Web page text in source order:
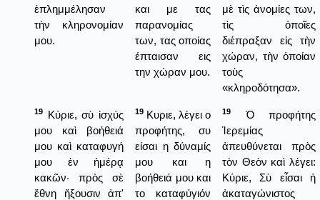
ἐπλημμέλησαν
τὴν κληρονομίαν
μου.
και με τας
παρανομίας
των, τας οποίας
έπταισαν εις
την χώραν μου.
μὲ τὶς ἀνομίες των,
τὶς ὁποῖες
διέπραξαν εἰς τὴν
χώραν, τὴν ὁποίαν
τοὺς
«κληροδότησα».
19
Κύριε, σὺ ἰσχύς
μου καὶ βοήθειά
μου καὶ καταφυγή
μου ἐν ἡμέρᾳ
κακῶν· πρὸς σὲ
ἔθνη ἥξουσιν ἀπ'
19 Κυριε, λέγει ο
προφήτης, συ
είσαι η δύναμίς
μου και η
βοήθειά μου και
το καταφύγιόν
19
Ὁ προφήτης
Ἱερεμίας
ἀπευθύνεται πρὸς
τὸν Θεὸν καὶ λέγει:
Κύριε, Σὺ εἶσαι ἡ
ἀκαταγώνιστος